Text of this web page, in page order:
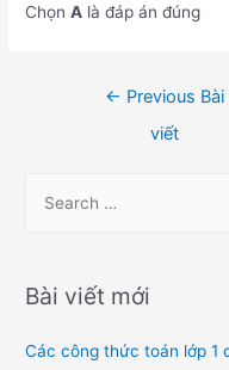
ChọnA là đáp án đúng
← Previous Bài
viết
r
h
Bài viết mới
Các công thức toán lớp 1